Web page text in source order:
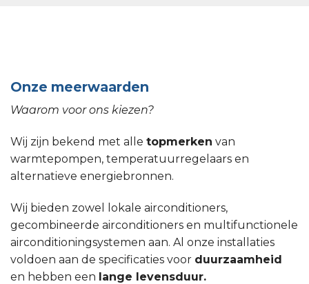
Onze meerwaarden
Waarom voor ons kiezen?
Wij zijn bekend met alle topmerken van
warmtepompen, temperatuurregelaars en
alternatieve energiebronnen.
Wij bieden zowel lokale airconditioners,
gecombineerde airconditioners en multifunctionele
airconditioningsystemen aan. Al onze installaties
voldoen aan de specificaties voor duurzaamheid
en hebben een lange levensduur.